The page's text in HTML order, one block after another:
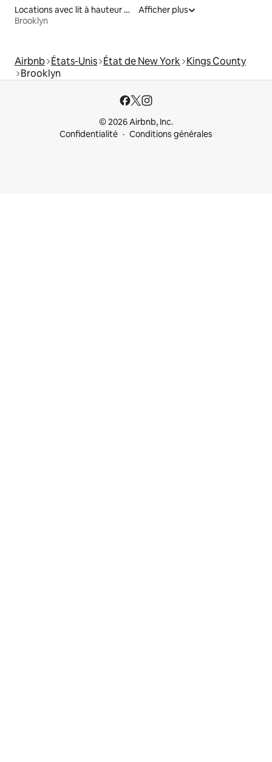
Locations avec lit à hauteur adaptée
Brooklyn
Afficher plus
Airbnb États-Unis État de New York Kings County
Brooklyn
© 2026 Airbnb, Inc.
Confidentialité
Conditions générales